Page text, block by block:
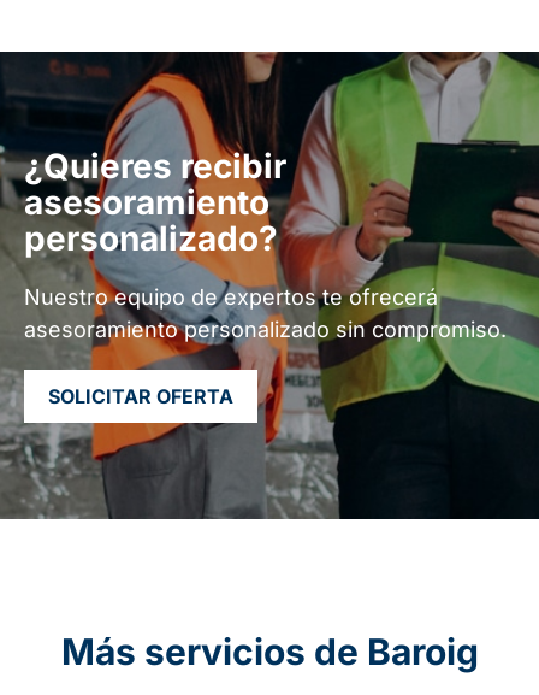
¿Quieres recibir
asesoramiento
personalizado?
Nuestro equipo de expertos te ofrecerá
asesoramiento personalizado sin compromiso.
SOLICITAR OFERTA
Más servicios de Baroig